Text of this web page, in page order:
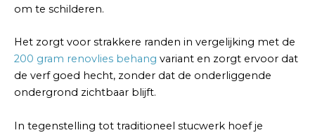
om te schilderen.
Het zorgt voor strakkere randen in vergelijking met de
200 gram renovlies behang variant en zorgt ervoor dat
de verf goed hecht, zonder dat de onderliggende
ondergrond zichtbaar blijft.
In tegenstelling tot traditioneel stucwerk hoef je